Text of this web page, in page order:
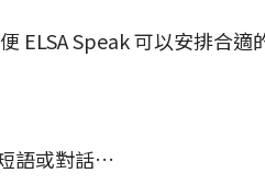
ELSA Speak 可以安排合適
語或對話…